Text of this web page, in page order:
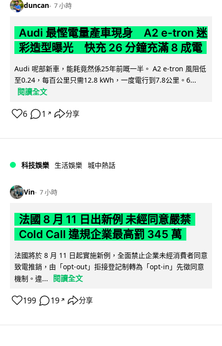
duncan 7 小時
Audi 最慳電量產車現身 A2 e-tron 迷
彩造型曝光 快充 26 分鐘充滿 8 成電
Audi 呢部新車，能耗竟然係25年前嘅一半。 A2 e-tron 風阻低
至0.24，每百公里只需12.8 kWh，一度電行到7.8公里。6...
閱讀全文
6 1 ↗ 分享
科技娛樂 生活娛樂 城中熱話
Vin 7 小時
法國 8 月 11 日出新例 未經同意嚴禁
Cold Call 違規企業最高罰 345 萬
法國將於 8 月 11 日起實施新例，全面禁止企業未經消費者同意
致電推銷，由「opt-out」拒接登記制轉為「opt-in」先徵同意
機制。違...
閱讀全文
199 19 ↗ 分享